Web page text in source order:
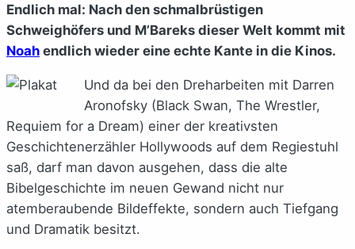
Endlich mal: Nach den schmalbrüstigen
Schweighöfers und M’Bareks dieser Welt kommt mit
Noah endlich wieder eine echte Kante in die Kinos.
Und da bei den Dreharbeiten mit Darren
Aronofsky (Black Swan, The Wrestler,
Requiem for a Dream) einer der kreativsten
Geschichtenerzähler Hollywoods auf dem Regiestuhl
saß, darf man davon ausgehen, dass die alte
Bibelgeschichte im neuen Gewand nicht nur
atemberaubende Bildeffekte, sondern auch Tiefgang
und Dramatik besitzt.